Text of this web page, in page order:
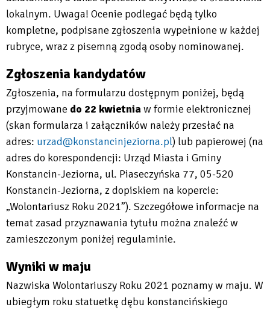
lokalnym. Uwaga! Ocenie podlegać będą tylko
kompletne, podpisane zgłoszenia wypełnione w każdej
rubryce, wraz z pisemną zgodą osoby nominowanej.
Zgłoszenia kandydatów
Zgłoszenia, na formularzu dostępnym poniżej, będą
przyjmowane do 22 kwietniaw formie elektronicznej
(skan formularza i załączników należy przesłać na
adres: urzad@konstancinjeziorna.pl) lub papierowej (na
adres do korespondencji: Urząd Miasta i Gminy
Konstancin-Jeziorna, ul. Piaseczyńska 77, 05-520
Konstancin-Jeziorna, z dopiskiem na kopercie:
„Wolontariusz Roku 2021”). Szczegółowe informacje na
temat zasad przyznawania tytułu można znaleźć w
zamieszczonym poniżej regulaminie.
Wyniki w maju
Nazwiska Wolontariuszy Roku 2021 poznamy w maju. W
ubiegłym roku statuetkę dębu konstancińskiego